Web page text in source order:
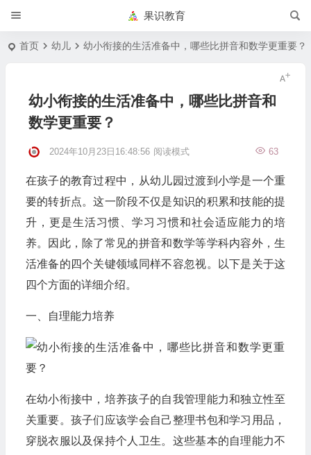
果识教育
首页 幼儿 幼小衔接的生活准备中，哪些比拼音和数学更重要？
幼小衔接的生活准备中，哪些比拼音和
数学更重要？
2024年10月23日16:48:56 63
阅读模式
在孩子的教育过程中，从幼儿园过渡到小学是一个重
要的转折点。这一阶段不仅是知识的积累和技能的提
升，更是生活习惯、学习习惯和社会适应能力的培
养。因此，除了常见的拼音和数学等学科内容外，生
活准备的四个关键领域同样不容忽视。以下是关于这
四个方面的详细介绍。
一、自理能力培养
在幼小衔接中，培养孩子的自我管理能力和独立性至
关重要。孩子们应该学会自己整理书包和学习用品，
穿脱衣服以及保持个人卫生。这些基本的自理能力不